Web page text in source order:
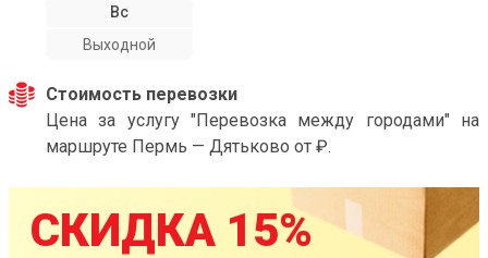
Вс
Выходной
Стоимость перевозки
Цена за услугу "Перевозка между городами" на
маршруте Пермь — Дятьково от ₽.
СКИДКА 15%